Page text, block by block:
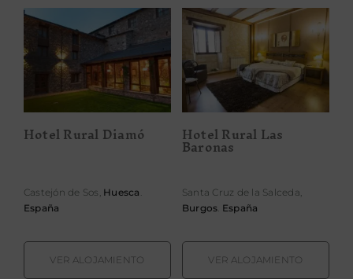
Hotel Rural
Diamó
Hotel Rural Diamó
Castejón de Sos, Huesca .
España
VER ALOJAMIENTO
Hotel Rural Las
Baronas
Hotel Rural Las
Baronas
Santa Cruz de la Salceda,
Burgos. España
VER ALOJAMIENTO